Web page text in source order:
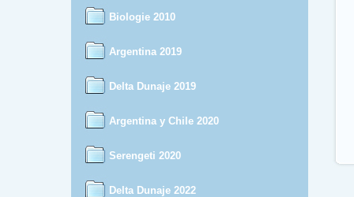
Biologie 2010
Argentina 2019
Delta Dunaje 2019
Argentina y Chile 2020
Serengeti 2020
Delta Dunaje 2022